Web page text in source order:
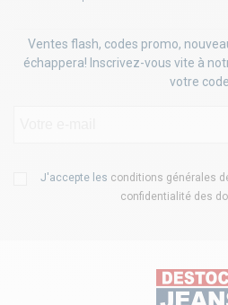
Ventes flash, codes promo,
échappera! Inscrivez-vous vite à
votre
J'accepte les conditions générales
confidentialité des